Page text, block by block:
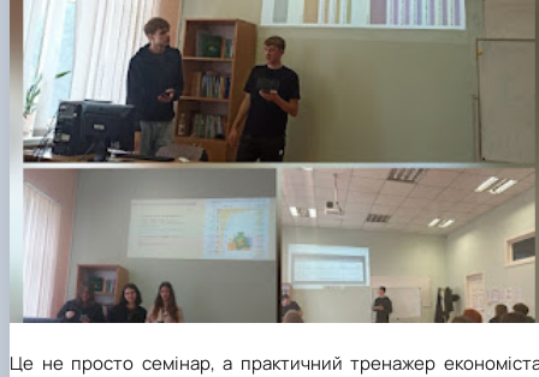
Це не просто семінар, а практичний тренажер